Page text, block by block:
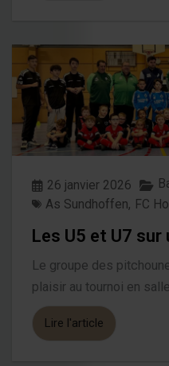
26 janvier 2026
As Sundhoffen, FC
Les U5 et U7 sur
Le groupe des
plaisir au tournoi en
Lire l'article